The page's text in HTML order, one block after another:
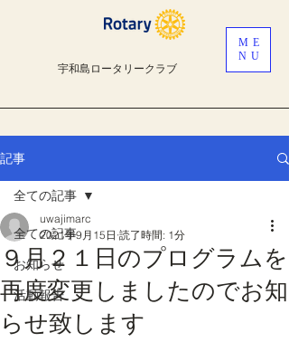
宇和島ロータリークラブ
ME
NU
記事
全ての記事
お知らせ
活動報告
全ての記事
９月２１日のプログラムを
再度変更しましたのでお知
らせ致します
uwajimarc
2021年9月15日 読了時間: 1分